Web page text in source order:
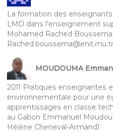
La formation des
LMD dans l’enseignement
Mohamed Rached Boussema
MOUDOUMA
2011 Pratiques enseignantes
environnementale pour une
apprentissages en classe
au Gabon Emmanuel
Hélène Cheneval-Armand1